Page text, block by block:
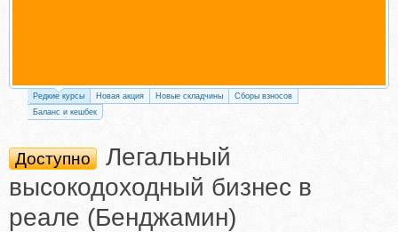
Редкие курсы Новая акция Новые складчины
Сборы взносов
Баланс и кешбек
Доступно
Легальный
высокодоходный бизнес в
реале (Бенджамин)